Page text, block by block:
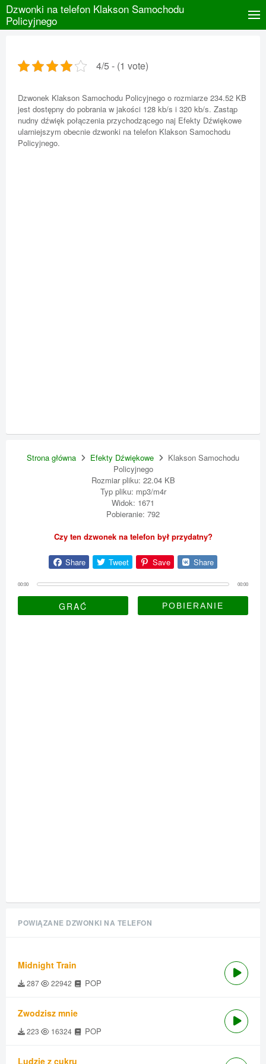
Dzwonki na telefon Klakson Samochodu
Policyjnego
4/5 - (1 vote)
Dzwonek Klakson Samochodu Policyjnego o rozmiarze 234.52 KB
jest dostępny do pobrania w jakości 128 kb/s i 320 kb/s. Zastąp
nudny dźwięk połączenia przychodzącego naj Efekty Dźwiękowe
ularniejszym obecnie dzwonki na telefon Klakson Samochodu
Policyjnego.
Strona główna Efekty Dźwiękowe
Klakson Samochodu
Policyjnego
Rozmiar pliku: 22.04 KB
Typ pliku: mp3/m4r
Widok: 1671
Pobieranie: 792
Czy ten dzwonek na telefon był przydatny?
Share Tweet Save Share
00:00 00:00
GRAĆ
POWIĄZANE DZWONKI NA TELEFON
Midnight Train
287 22942 POP
Zwodzisz mnie
223 16324 POP
Ludzie z cukru